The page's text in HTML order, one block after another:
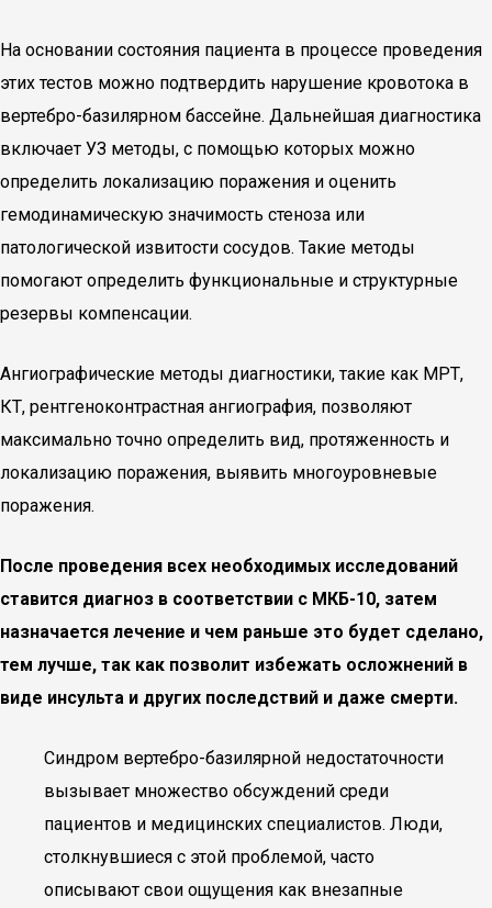
На основании состояния пациента в процессе проведения
этих тестов можно подтвердить нарушение кровотока в
вертебро-базилярном бассейне. Дальнейшая диагностика
включает УЗ методы, с помощью которых можно
определить локализацию поражения и оценить
гемодинамическую значимость стеноза или
патологической извитости сосудов. Такие методы
помогают определить функциональные и структурные
резервы компенсации.
Ангиографические методы диагностики, такие как МРТ,
КТ, рентгеноконтрастная ангиография, позволяют
максимально точно определить вид, протяженность и
локализацию поражения, выявить многоуровневые
поражения.
После проведения всех необходимых исследований
ставится диагноз в соответствии с МКБ-10, затем
назначается лечение и чем раньше это будет сделано,
тем лучше, так как позволит избежать осложнений в
виде инсульта и других последствий и даже смерти.
Синдром вертебро-базилярной недостаточности
вызывает множество обсуждений среди
пациентов и медицинских специалистов. Люди,
столкнувшиеся с этой проблемой, часто
описывают свои ощущения как внезапные